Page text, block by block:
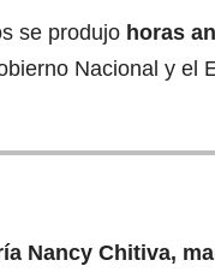
se produjo horas
Nacional y el
Nancy Chitiva,